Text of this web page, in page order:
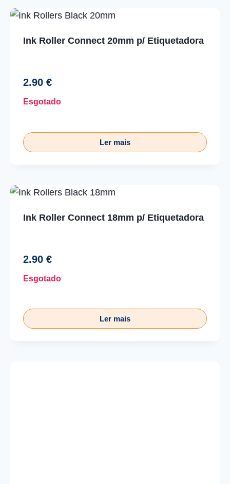
Ink Roller Connect 20mm p/ Etiquetadora
2.90 €
Esgotado
Ler mais
Ink Roller Connect 18mm p/ Etiquetadora
2.90 €
Esgotado
Ler mais